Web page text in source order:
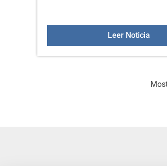
Leer Noticia19